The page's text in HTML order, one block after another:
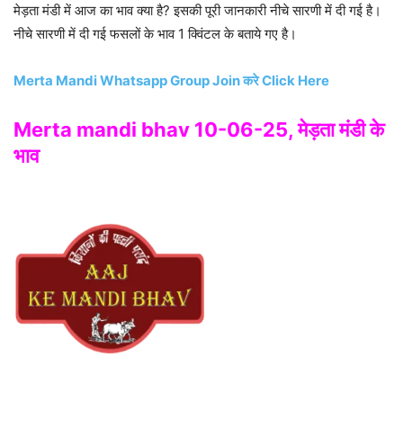
मेड़ता मंडी में आज का भाव क्या है? इसकी पूरी जानकारी नीचे सारणी में दी गई है।
नीचे सारणी में दी गई फसलों के भाव 1 क्विंटल के बताये गए है।
Merta Mandi Whatsapp Group Join करे Click Here
Merta mandi bhav 10-06-25, मेड़ता मंडी के
भाव